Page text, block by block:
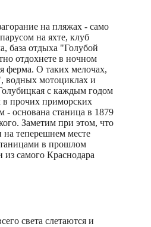
на пляжах - само
на яхте, клуб
база отдыха "Голубой
отдохнете в ночном
ферма. О таких мелочах,
водных мотоциклах и
с каждым годом
в прочих приморских
- основана станица в 1879
Заметим при этом, что
теперешнем месте
в прошлом
самого Краснодара
света слетаются и